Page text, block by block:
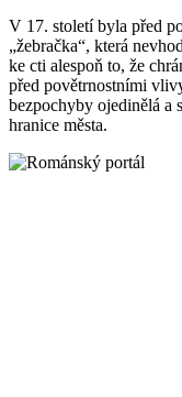
V 17. století byla před
„žebračka“, která
ke cti alespoň to, že
před povětrnostními
bezpochyby ojedinělá a
hranice města.